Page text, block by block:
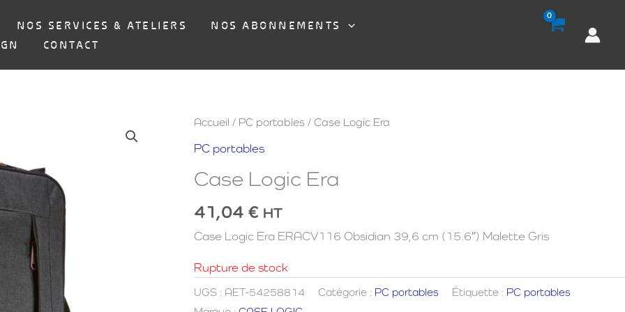
NOS SERVICES & ATELIERS
NOS ABONNEMENTS
CONTACT
Accueil / PC portables/ Case Logic Era
PC portables
Case Logic Era
41,04 € HT
Case Logic Era ERACV116 Obsidian 39,6 cm (15.6″) Malette Gris
Rupture de stock
UGS : AET-54258814 Catégorie : PC portables Étiquette : PC portables